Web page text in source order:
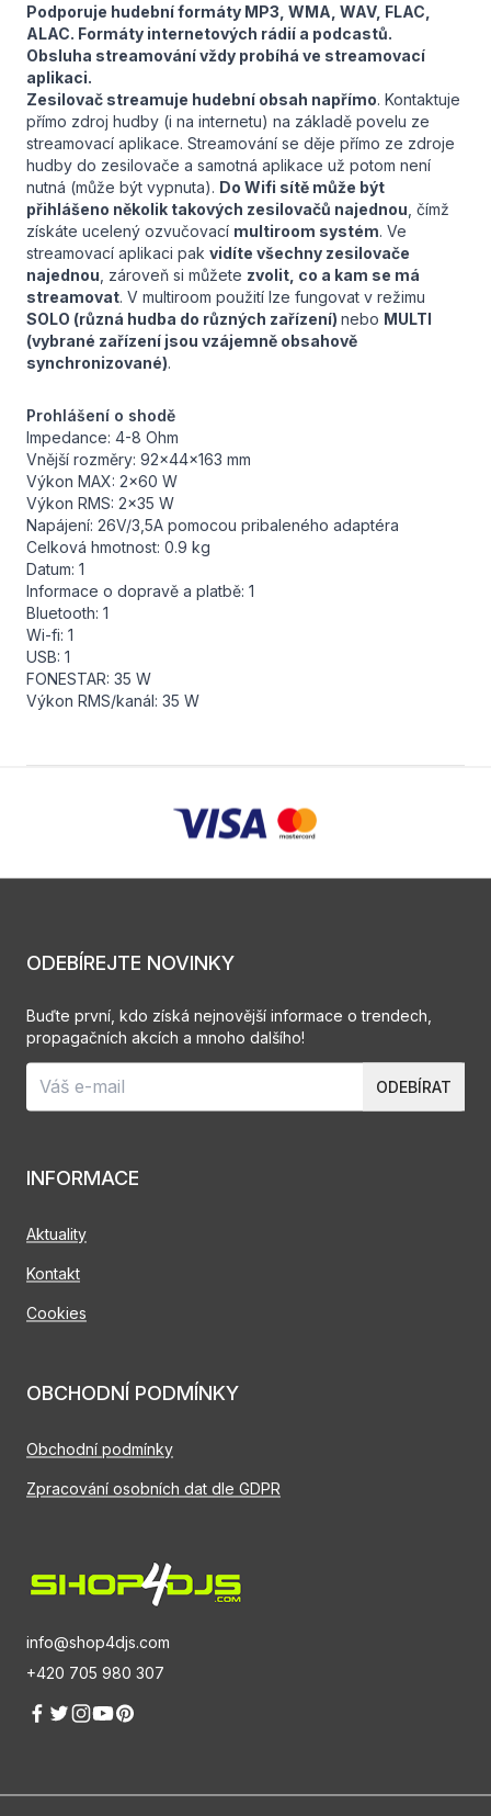
Podporuje hudební formáty MP3, WMA, WAV, FLAC,
ALAC. Formáty internetových rádií a podcastů.
Obsluha streamování vždy probíhá ve streamovací
aplikaci.
Zesilovač streamuje hudební obsah napřímo. Kontaktuje
přímo zdroj hudby (i na internetu) na základě povelu ze
streamovací aplikace. Streamování se děje přímo ze zdroje
hudby do zesilovače a samotná aplikace už potom není
nutná (může být vypnuta). Do Wifi sítě může být
přihlášeno několik takových zesilovačů najednou , čímž
získáte ucelený ozvučovací multiroom systém. Ve
streamovací aplikaci pak vidíte všechny zesilovače
najednou , zároveň si můžete zvolit, co a kam se má
streamovat. V multiroom použití lze fungovat v režimu
SOLO (různá hudba do různých zařízení) nebo MULTI
(vybrané zařízení jsou vzájemně obsahově
synchronizované).
Prohlášení o shodě
Impedance: 4-8 Ohm
Vnější rozměry: 92x44x163 mm
Výkon MAX: 2x60 W
Výkon RMS: 2x35 W
Napájení: 26V/3,5A pomocou pribaleného adaptéra
Celková hmotnost: 0.9 kg
Datum: 1
Informace o dopravě a platbě: 1
Bluetooth: 1
Wi-fi: 1
USB: 1
FONESTAR: 35 W
Výkon RMS/kanál: 35 W
info@shop4djs.com
+420 705 980 307
INFORMACE
Aktuality
Kontakt
Cookies
OBCHODNÍ PODMÍNKY
Obchodní podmínky
Zpracování osobních dat dle GDPR
ODEBÍREJTE NOVINKY
Buďte první, kdo získá nejnovější informace o trendech,
propagačních akcích a mnoho dalšího!
ODEBÍRAT